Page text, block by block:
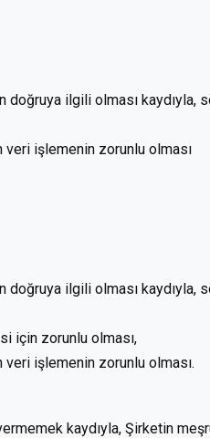
ilgili olması kaydıyla,
veri işlemenin zorunlu olması
ilgili olması kaydıyla,
için zorunlu olması,
veri işlemenin zorunlu olması.
kaydıyla, Şirketin